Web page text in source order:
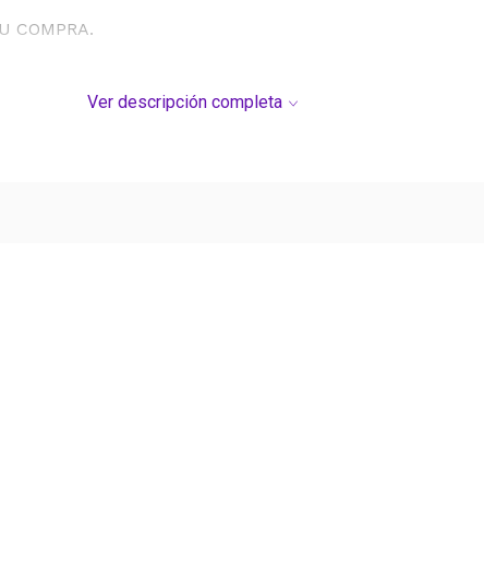
COMPRA.
Ver descripción completa